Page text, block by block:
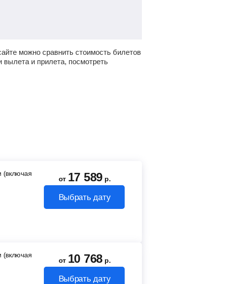
можно сравнить стоимость билетов
вылета и прилета, посмотреть
(включая
от 17 589 р.
Выбрать дату
(включая
от 10 768 р.
Выбрать дату